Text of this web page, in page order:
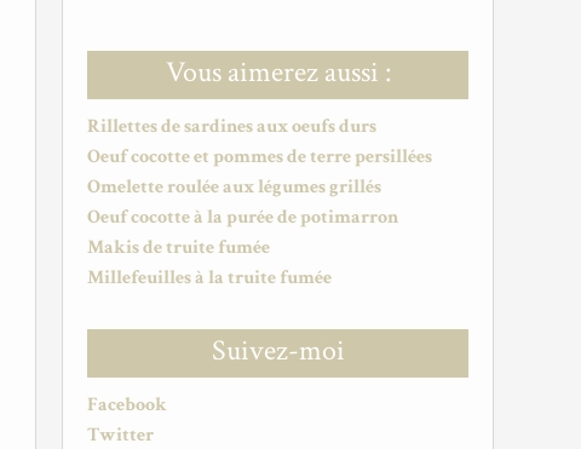
Vous aimerez aussi :
Rillettes de sardines aux oeufs durs
Oeuf cocotte et pommes de terre persillées
Omelette roulée aux légumes grillés
Oeuf cocotte à la purée de potimarron
Makis de truite fumée
Millefeuilles à la truite fumée
Suivez-moi
Facebook
Twitter